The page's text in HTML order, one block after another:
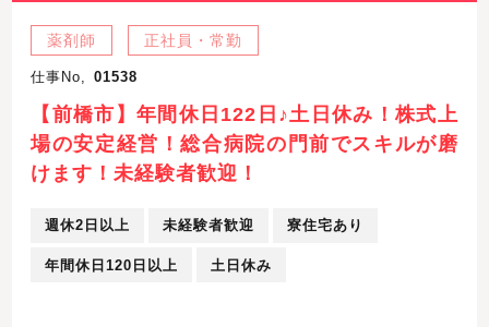
薬剤師 正社員・常勤
仕事No, 01538
【前橋市】年間休日122日♪土日休み！株式上
場の安定経営！総合病院の門前でスキルが磨
けます！未経験者歓迎！
週休2日以上 未経験者歓迎 寮住宅あり
年間休日120日以上 土日休み